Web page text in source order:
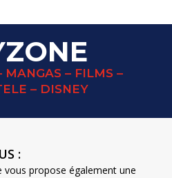
MANGAS – FILMS –
– DISNEY
:
propose également une